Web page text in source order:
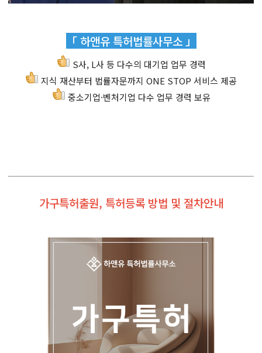
「 하앤유 특허법률사무소 」
S사, L사 등 다수의 대기업 업무 경력
지식 재산부터 법률자문까지 ONE STOP 서비스 제공
중소기업·벤처기업 다수 업무 경력 보유
가구특허출원, 특허등록 방법 및 절차안내